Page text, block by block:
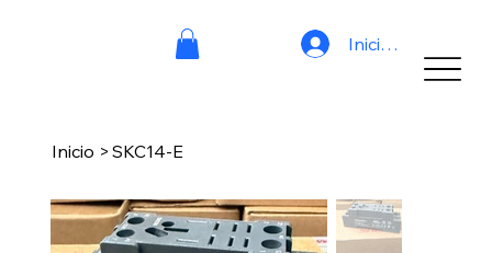
Iniciar sesión
Inicio > SKC14-E